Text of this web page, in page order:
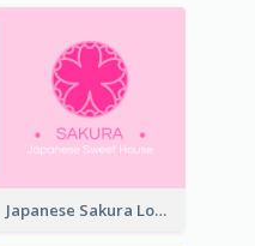
Japanese Sakura Logo In Round Shape